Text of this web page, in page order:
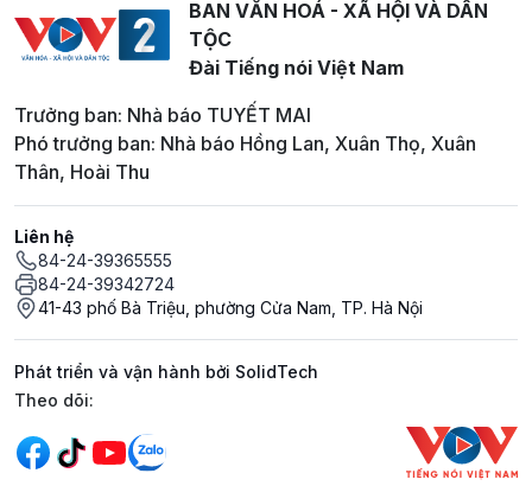
BAN VĂN HOÁ - XÃ HỘI VÀ DÂN
TỘC
Đài Tiếng nói Việt Nam
Trưởng ban: Nhà báo TUYẾT MAI
Phó trưởng ban: Nhà báo Hồng Lan, Xuân Thọ, Xuân
Thân, Hoài Thu
Liên hệ
84-24-39365555
84-24-39342724
41-43 phố Bà Triệu, phường Cửa Nam, TP. Hà Nội
Phát triển và vận hành bởi SolidTech
Mạng xã hội
Theo dõi: